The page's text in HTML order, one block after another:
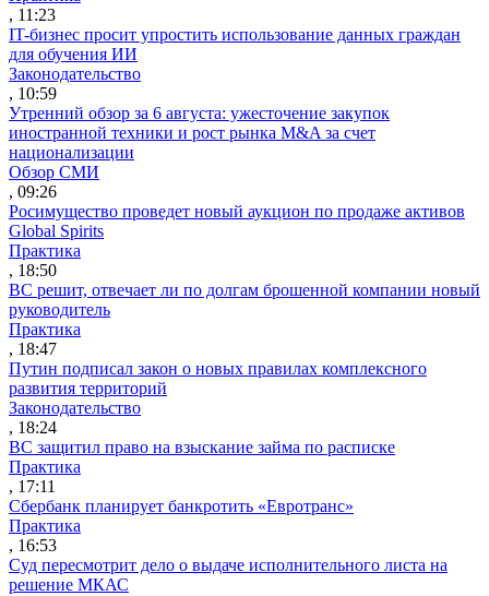
, 11:23
IT-бизнес просит упростить использование данных граждан
для обучения ИИ
Законодательство
, 10:59
Утренний обзор за 6 августа: ужесточение закупок
иностранной техники и рост рынка M&A за счет
национализации
Обзор СМИ
, 09:26
Росимущество проведет новый аукцион по продаже активов
Global Spirits
Практика
, 18:50
ВС решит, отвечает ли по долгам брошенной компании новый
руководитель
Практика
, 18:47
Путин подписал закон о новых правилах комплексного
развития территорий
Законодательство
, 18:24
ВС защитил право на взыскание займа по расписке
Практика
, 17:11
Сбербанк планирует банкротить «Евротранс»
Практика
, 16:53
Суд пересмотрит дело о выдаче исполнительного листа на
решение МКАС